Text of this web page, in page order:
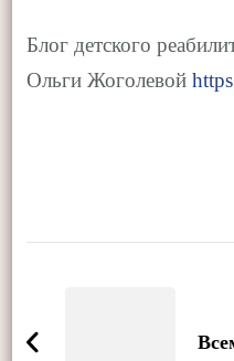
Блог детского
Ольги Жоголевой